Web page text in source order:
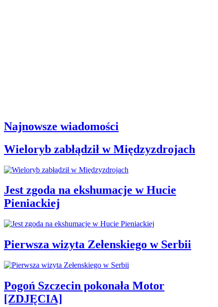
Najnowsze wiadomości
Wieloryb zabłądził w Międzyzdrojach
Jest zgoda na ekshumacje w Hucie
Pieniackiej
Pierwsza wizyta Zełenskiego w Serbii
Pogoń Szczecin pokonała Motor
[ZDJĘCIA]